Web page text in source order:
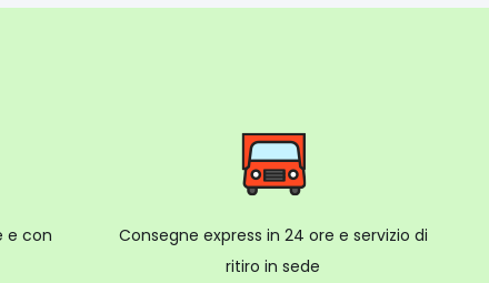
e con
Consegne express in 24 ore e servizio di
ritiro in sede